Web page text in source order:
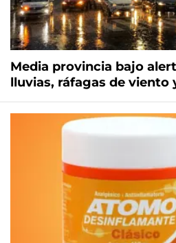
Media provincia bajo
lluvias, ráfagas de viento